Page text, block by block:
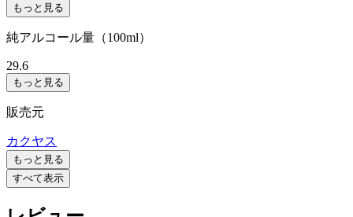
もっと見る
純アルコール量（100ml）
29.6
もっと見る
販売元
カクヤス
もっと見る
すべて表示